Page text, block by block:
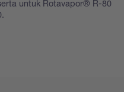
untuk Rotavapor® R-80